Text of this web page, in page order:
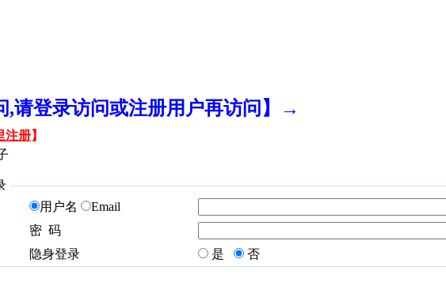
,请登录访问或注册用户再访问】→
注册】
用户名
Email
密 码
隐身登录
是 否